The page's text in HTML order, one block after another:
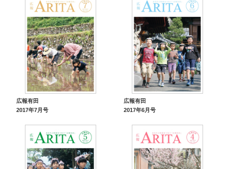
広報有田
2017年7月号
広報有田
2017年6月号